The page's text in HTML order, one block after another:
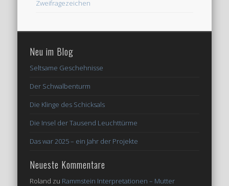
Zweifragezeichen
Neu im Blog
Seltsame Geschehnisse
Der Schwalbenturm
Die Klinge des Schicksals
Die Insel der Tausend Leuchttürme
Das war 2025 – ein Jahr der Projekte
Neueste Kommentare
Roland zu Rammstein Interpretationen – Mutter